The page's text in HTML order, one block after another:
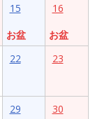
15
お盆
16
お盆
22 23
29 30